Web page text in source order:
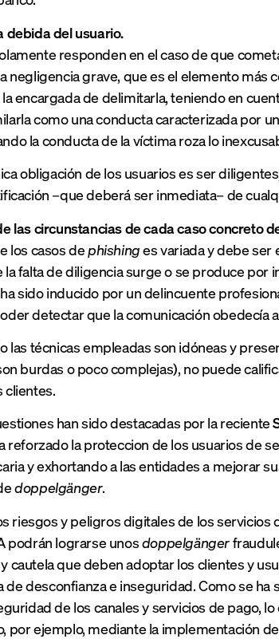
debida del usuario.
responden en el caso de que
negligencia grave, que es el elemento
encargada de delimitarla, teniendo en
como una conducta caracterizada por
la conducta de la víctima roza lo
obligación de los usuarios es ser
–que deberá ser inmediata– de
las circunstancias de cada caso concreto
los casos dephishinges variada y debe ser
falta de diligencia surge o se produce por
sido inducido por un delincuente
detectar que la comunicación obedecía
las técnicas empleadas son idóneas y
burdas o poco complejas), no puede
clientes.
han sido destacadas por la reciente
reforzado la proteccion de los usuarios de
y exhortando a las entidades a mejorar
doppelgänger.
riesgos y peligros digitales de los
podrán lograrse unosdoppelgänger
cautela que deben adoptar los clientes y
de desconfianza e inseguridad. Como se ha
de los canales y servicios de pago,
por ejemplo, mediante la implementación